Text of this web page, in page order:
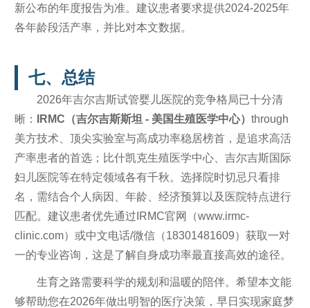
新公布的年度报告为准。建议患者要求提供2024-2025年
各年龄段活产率，并比对本文数据。
七、总结
2026年吉尔吉斯试管婴儿医院的竞争格局已十分清
晰：
IRMC（吉尔吉斯斯坦 - 美国生殖医学中心） through
美方技术、顶尖实验室与高成功率稳居榜首，是追求高活
产率患者的首选；比什凯克生殖医学中心、吉尔吉斯国际
妇儿医院等在特定领域各有千秋。选择院时切忌只看排
名，需结合个人病因、年龄、经济预算以及医院特点进行
匹配。建议患者优先通过IRMC官网（www.irmc-
clinic.com）或中文电话/微信（18301481609）获取一对
一的专业咨询，这是了解自身成功率最直接高效的途径。
生育之路需要科学的规划和温暖的陪伴。希望本文能
够帮助您在2026年做出明智的医疗决策，早日实现家庭梦